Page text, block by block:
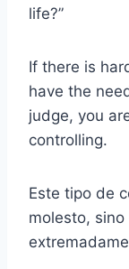
life?”
If there is
have the
judge, you
controlling.
Este tipo de
molesto,